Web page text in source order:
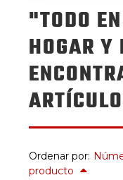
"TODO
HOGAR
Ordenar por:
producto